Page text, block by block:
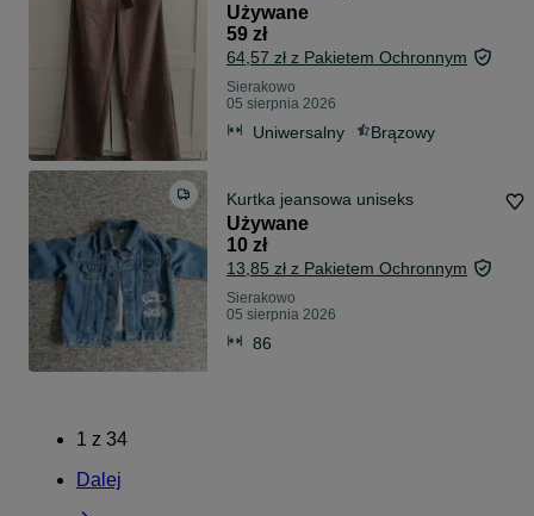
Używane
59 zł
64,57 zł z Pakietem Ochronnym
Sierakowo
05 sierpnia 2026
Uniwersalny Brązowy
Kurtka jeansowa uniseks
Używane
10 zł
13,85 zł z Pakietem Ochronnym
Sierakowo
05 sierpnia 2026
86
1 z 34
Dalej